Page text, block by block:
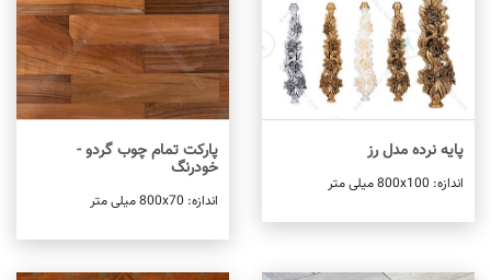
پایه نرده مدل رز
اندازه: 800x100 میلی متر
اطلاعات بیشتر
پارکت تمام چوب گردو -
خودرنگ
اندازه: 800x70 میلی متر
اطلاعات بیشتر